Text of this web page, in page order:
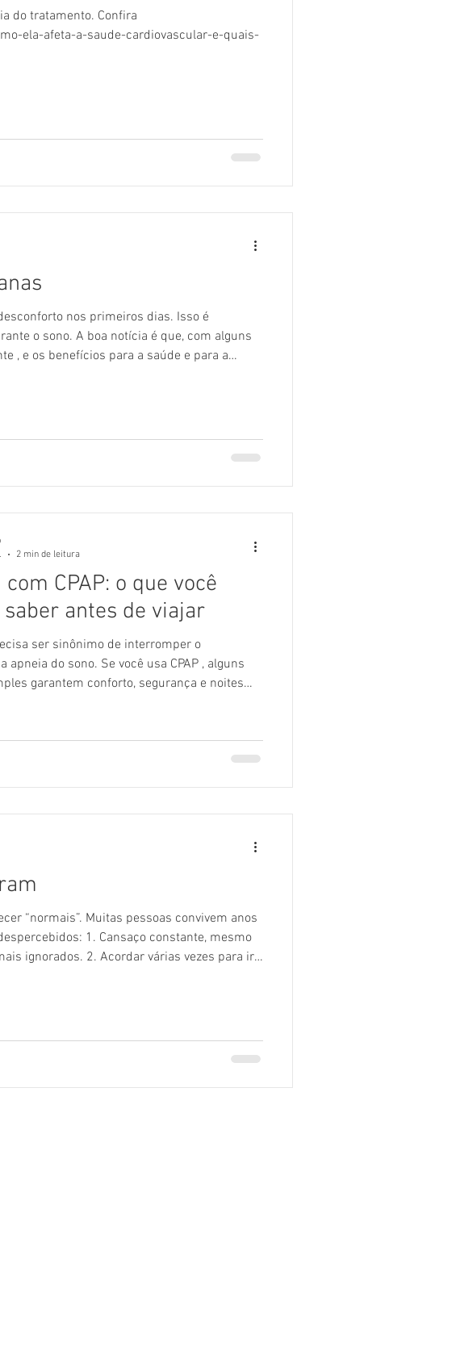
do tratamento. Confira
ela-afeta-a-saude-cardiovascular-e-quais-
nos primeiros dias. Isso é
o sono. A boa notícia é que, com alguns
, e os benefícios para a saúde e para a
CPAP: o que você
antes de viajar
ser sinônimo de interromper o
apneia do sono. Se você usa CPAP , alguns
garantem conforto, segurança e noites
CPAP sem dor de cabeça . Posso viajar com
CPAP é um equipamento médico e pode (e
2 min de leitura
“normais”. Muitas pessoas convivem anos
1. Cansaço constante, mesmo
ignorados. 2. Acordar várias vezes para ir